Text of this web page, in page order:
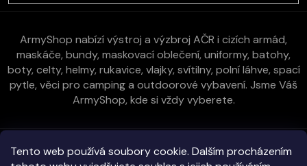
Tento web používá soubory cookie. Dalším procházením
ArmyShop nabízí výstroj a výzbroj AČR i cizích armád,
maskáče, bundy, maskovací oblečení, uniformy, batohy,
boty, celty, helmy, rukavice, vlajky, svítilny, polní láhve, spací
pytle, věci pro camping a outdoorové vybavení. Jsme Váš
ArmyShop, kde si vždy vyberete.
Zákaznická péče